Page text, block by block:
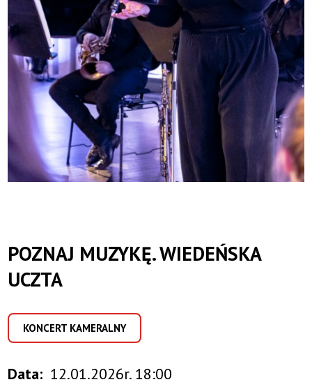
POZNAJ MUZYKĘ. WIEDEŃSKA
UCZTA
KONCERT KAMERALNY
Data
12.01.2026r. 18:00